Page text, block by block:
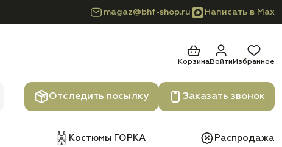
magaz@bhf-shop.ru Написать в Max
КорзинаВойти Избранное
Отследить посылку Заказать звонок
Костюмы ГОРКА Распродажа